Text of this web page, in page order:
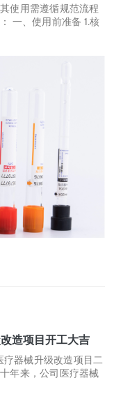
使用需遵循规范流程
造项目开工大吉
器械升级改造项目二
年来，公司医疗器械